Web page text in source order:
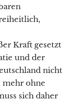
Kraft gesetzt
und der
nicht
mehr ohne
sich daher